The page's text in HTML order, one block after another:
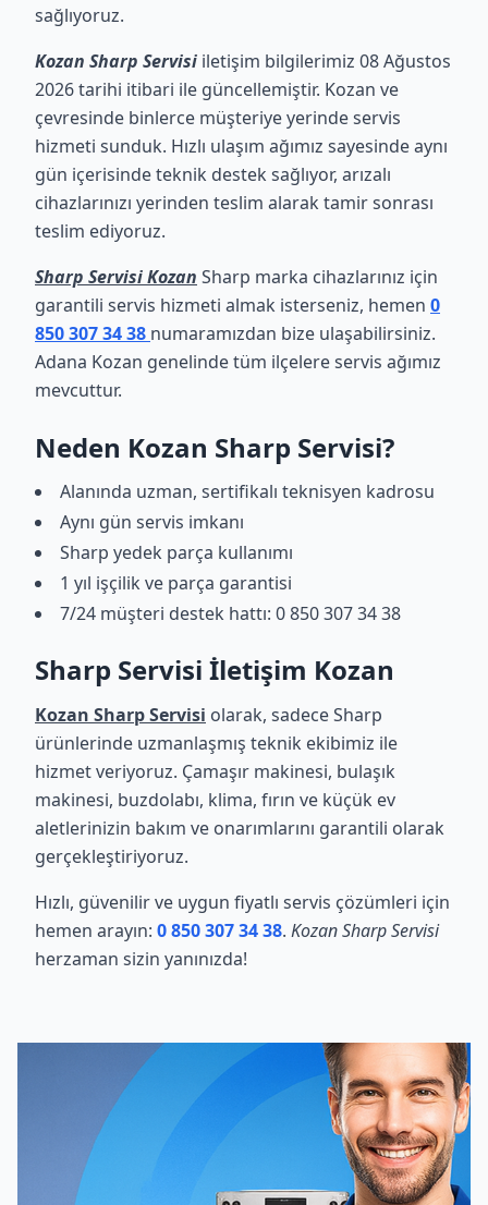
sağlıyoruz.
Kozan Sharp Servisi iletişim bilgilerimiz 08 Ağustos
2026 tarihi itibari ile güncellemiştir. Kozan ve
çevresinde binlerce müşteriye yerinde servis
hizmeti sunduk. Hızlı ulaşım ağımız sayesinde aynı
gün içerisinde teknik destek sağlıyor, arızalı
cihazlarınızı yerinden teslim alarak tamir sonrası
teslim ediyoruz.
Sharp Servisi Kozan Sharp marka cihazlarınız için
garantili servis hizmeti almak isterseniz, hemen 0
850 307 34 38 numaramızdan bize ulaşabilirsiniz.
Adana Kozan genelinde tüm ilçelere servis ağımız
mevcuttur.
Neden Kozan Sharp Servisi?
Alanında uzman, sertifikalı teknisyen kadrosu
Aynı gün servis imkanı
Sharp yedek parça kullanımı
1 yıl işçilik ve parça garantisi
7/24 müşteri destek hattı: 0 850 307 34 38
Sharp Servisi İletişim Kozan
Kozan Sharp Servisi olarak, sadece Sharp
ürünlerinde uzmanlaşmış teknik ekibimiz ile
hizmet veriyoruz. Çamaşır makinesi, bulaşık
makinesi, buzdolabı, klima, fırın ve küçük ev
aletlerinizin bakım ve onarımlarını garantili olarak
gerçekleştiriyoruz.
Hızlı, güvenilir ve uygun fiyatlı servis çözümleri için
hemen arayın: 0 850 307 34 38. Kozan Sharp Servisi
herzaman sizin yanınızda!